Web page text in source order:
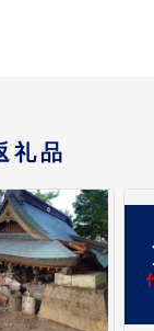
礼品